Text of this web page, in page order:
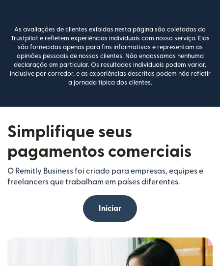
As avaliações de clientes exibidas nesta página são coletadas do
Trustpilot e refletem experiências individuais com nosso serviço. Elas
são fornecidas apenas para fins informativos e representam as
opiniões pessoais de nossos clientes. Não endossamos nenhuma
declaração em particular. Os resultados individuais podem variar,
inclusive por corredor, e as experiências descritas podem não refletir
a jornada típica dos clientes.
Simplifique seus
pagamentos comerciais
O Remitly Business foi criado para empresas, equipes e
freelancers que trabalham em países diferentes.
Iniciar